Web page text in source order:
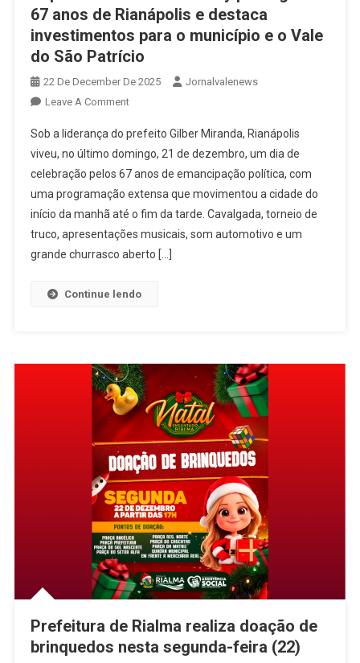
67 anos de Rianápolis e destaca
investimentos para o município e o Vale
do São Patrício
22 De December De 2025
Jornalvalenews
Leave A CommentOn
Adriano
Do
Baldy
Prestigia
Os
67
Anos
O
Município
E
O
Vale
Do
São
Patrício
Sob a liderança do prefeito Gilber Miranda, Rianápolis
viveu, no último domingo, 21 de dezembro, um dia de
celebração pelos 67 anos de emancipação política, com
uma programação extensa que movimentou a cidade do
início da manhã até o fim da tarde. Cavalgada, torneio de
truco, apresentações musicais, som automotivo e um
grande churrasco aberto […]
Continue lendo
Prefeitura de Rialma realiza doação de
brinquedos nesta segunda-feira (22)